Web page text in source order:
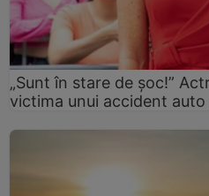
„Sunt în stare de șoc!”
victima unui accident auto